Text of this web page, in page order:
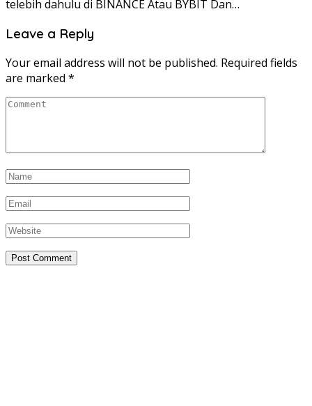
telebih dahulu di BINANCE Atau BYBIT Dan…
Leave a Reply
Your email address will not be published. Required fields
are marked *